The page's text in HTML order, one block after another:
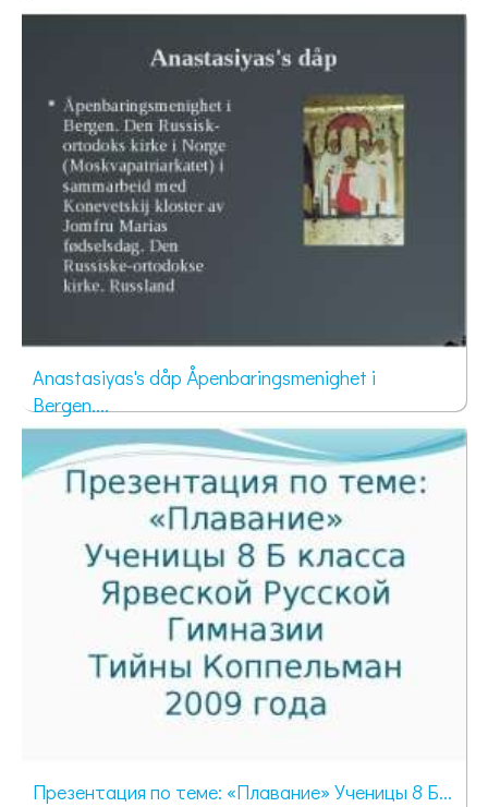
Anastasiyas's dåp Åpenbaringsmenighet i
Bergen....
Презентация по теме: «Плавание» Ученицы 8 Б...